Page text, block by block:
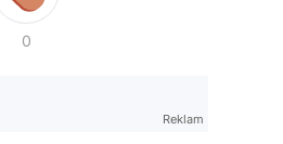
0
Reklam